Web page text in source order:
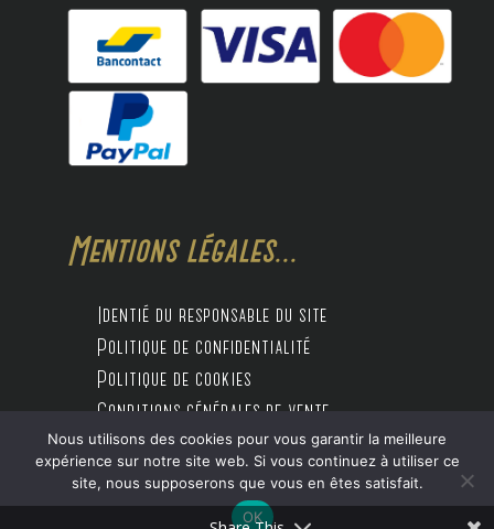
Mentions légales...
Identié du responsable du site
Politique de confidentialité
Politique de cookies
Conditions générales de vente
Design by Digitalife
Nous utilisons des cookies pour vous garantir la meilleure
expérience sur notre site web. Si vous continuez à utiliser ce
site, nous supposerons que vous en êtes satisfait.
OK